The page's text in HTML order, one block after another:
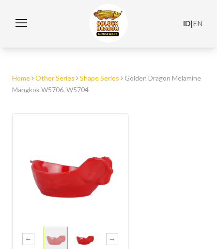
ID|EN
Home Other Series Shape Series
Golden Dragon Melamine
Mangkok W5706, W5704